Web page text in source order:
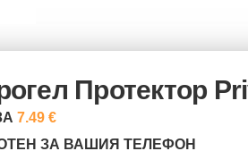
Протектор
7.49 €
ЗА ВАШИЯ ТЕЛЕФОН